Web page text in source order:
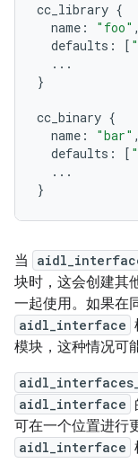
cc_library {
name : "foo" ,
defaults : [
...
}
cc_binary {
name : "bar" ,
defaults : [
...
}
当
块时，这会创建其
一起使用。如果在
aidl_interface
模块，这种情况可
aidl_interface
可在一个位置进行
aidl_interface